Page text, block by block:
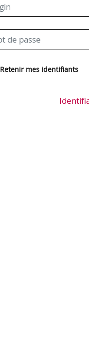
Retenir mes identifiants